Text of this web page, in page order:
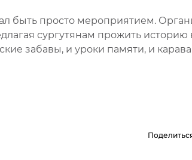
быть просто мероприятием.
сургутянам прожить историю
забавы, и уроки памяти, и